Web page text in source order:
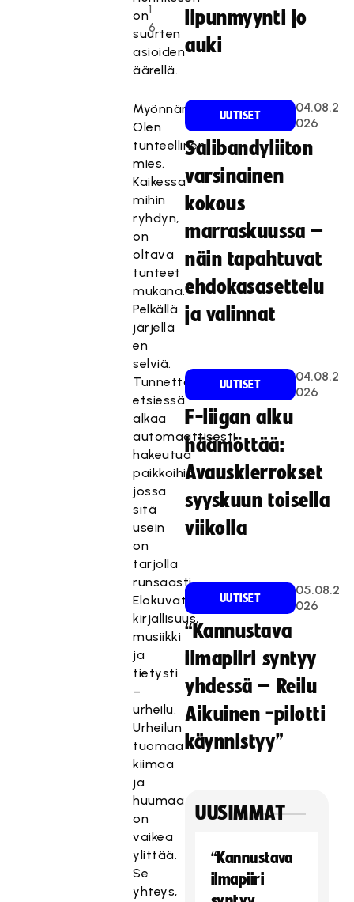
1
6
on
suurten
asioiden
äärellä.
Myönnän.
Olen
tunteellinen
mies.
Kaikessa
mihin
ryhdyn,
on
oltava
tunteet
mukana.
Pelkällä
järjellä
en
selviä.
Tunnetta
etsiessä
alkaa
automaattisesti
hakeutua
paikkoihin,
jossa
sitä
usein
on
tarjolla
runsaasti.
Elokuvat,
kirjallisuus,
musiikki
ja
tietysti
–
urheilu.
Urheilun
tuomaa
kiimaa
ja
huumaa
on
vaikea
ylittää.
Se
yhteys,
lipunmyynti jo
auki
UUTISET
04.08.2
026
Salibandyliiton
varsinainen
kokous
marraskuussa –
näin tapahtuvat
ehdokasasettelu
ja valinnat
UUTISET
04.08.2
026
F-liigan alku
häämöttää:
Avauskierrokset
syyskuun toisella
viikolla
UUTISET
05.08.2
026
“Kannustava
ilmapiiri syntyy
yhdessä – Reilu
Aikuinen -pilotti
käynnistyy”
UUSIMMAT
“Kannustava
ilmapiiri